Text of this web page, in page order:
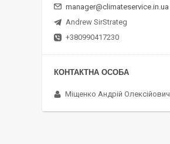
manager@climateservice.in.ua
Andrew SirStrateg
+380990417230
Міщенко Андрій Олексійович